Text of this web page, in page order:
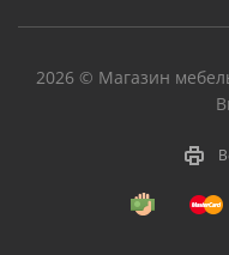
2026 © Магазин